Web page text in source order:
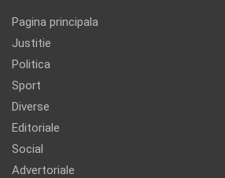
Pagina principala
Justitie
Politica
Sport
Diverse
Editoriale
Social
Advertoriale